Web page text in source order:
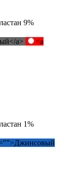
9%
a>
<a
1%